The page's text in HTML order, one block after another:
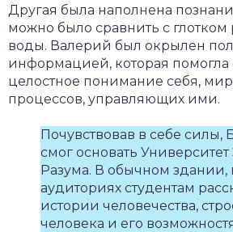
Другая была наполнена
можно было сравнить с
воды. Валерий был окрылен
информацией, которая помогла
целостное понимание себя,
процессов, управляющих ими.
Почувствовав в себе силы,
смог основать
Разума. В обычном
аудиториях студентам
истории человечества,
человека и его